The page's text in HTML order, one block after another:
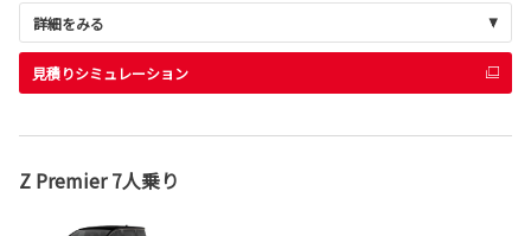
詳細をみる
見積りシミュレーション
Z Premier 7人乗り